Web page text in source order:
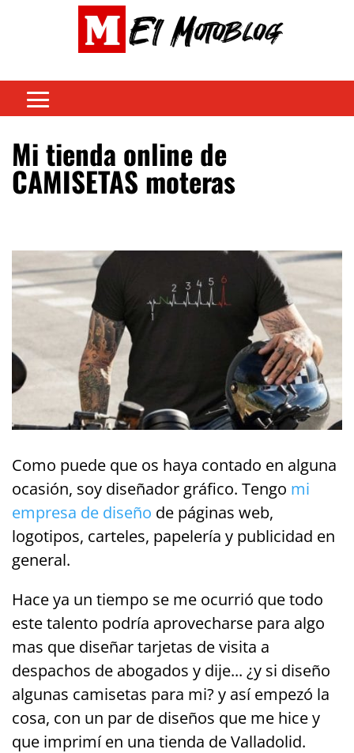
Mi tienda online de
CAMISETAS moteras
Como puede que os haya contado en alguna
ocasión, soy diseñador gráfico. Tengo mi
empresa de diseño de páginas web,
logotipos, carteles, papelería y publicidad en
general.
Hace ya un tiempo se me ocurrió que todo
este talento podría aprovecharse para algo
mas que diseñar tarjetas de visita a
despachos de abogados y dije... ¿y si diseño
algunas camisetas para mi? y así empezó la
cosa, con un par de diseños que me hice y
que imprimí en una tienda de Valladolid.